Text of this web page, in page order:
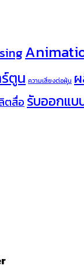
ตูน ความเสี่ยงต่อฝุ่น
ตสื่อ รับออกแบ